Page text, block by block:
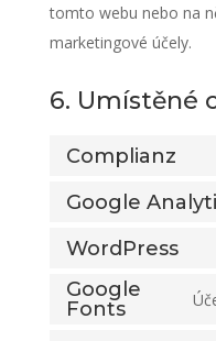
tomto webu nebo na
marketingové účely.
6. Umístěné
Complianz
Google
WordPress
Google
Fonts